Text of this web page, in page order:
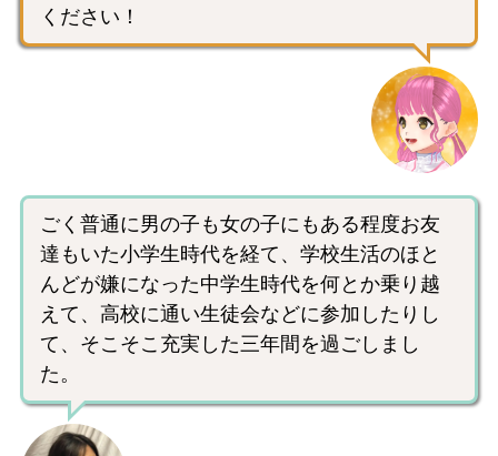
ください！
ごく普通に男の子も女の子にもある程度お友
達もいた小学生時代を経て、学校生活のほと
んどが嫌になった中学生時代を何とか乗り越
えて、高校に通い生徒会などに参加したりし
て、そこそこ充実した三年間を過ごしまし
た。